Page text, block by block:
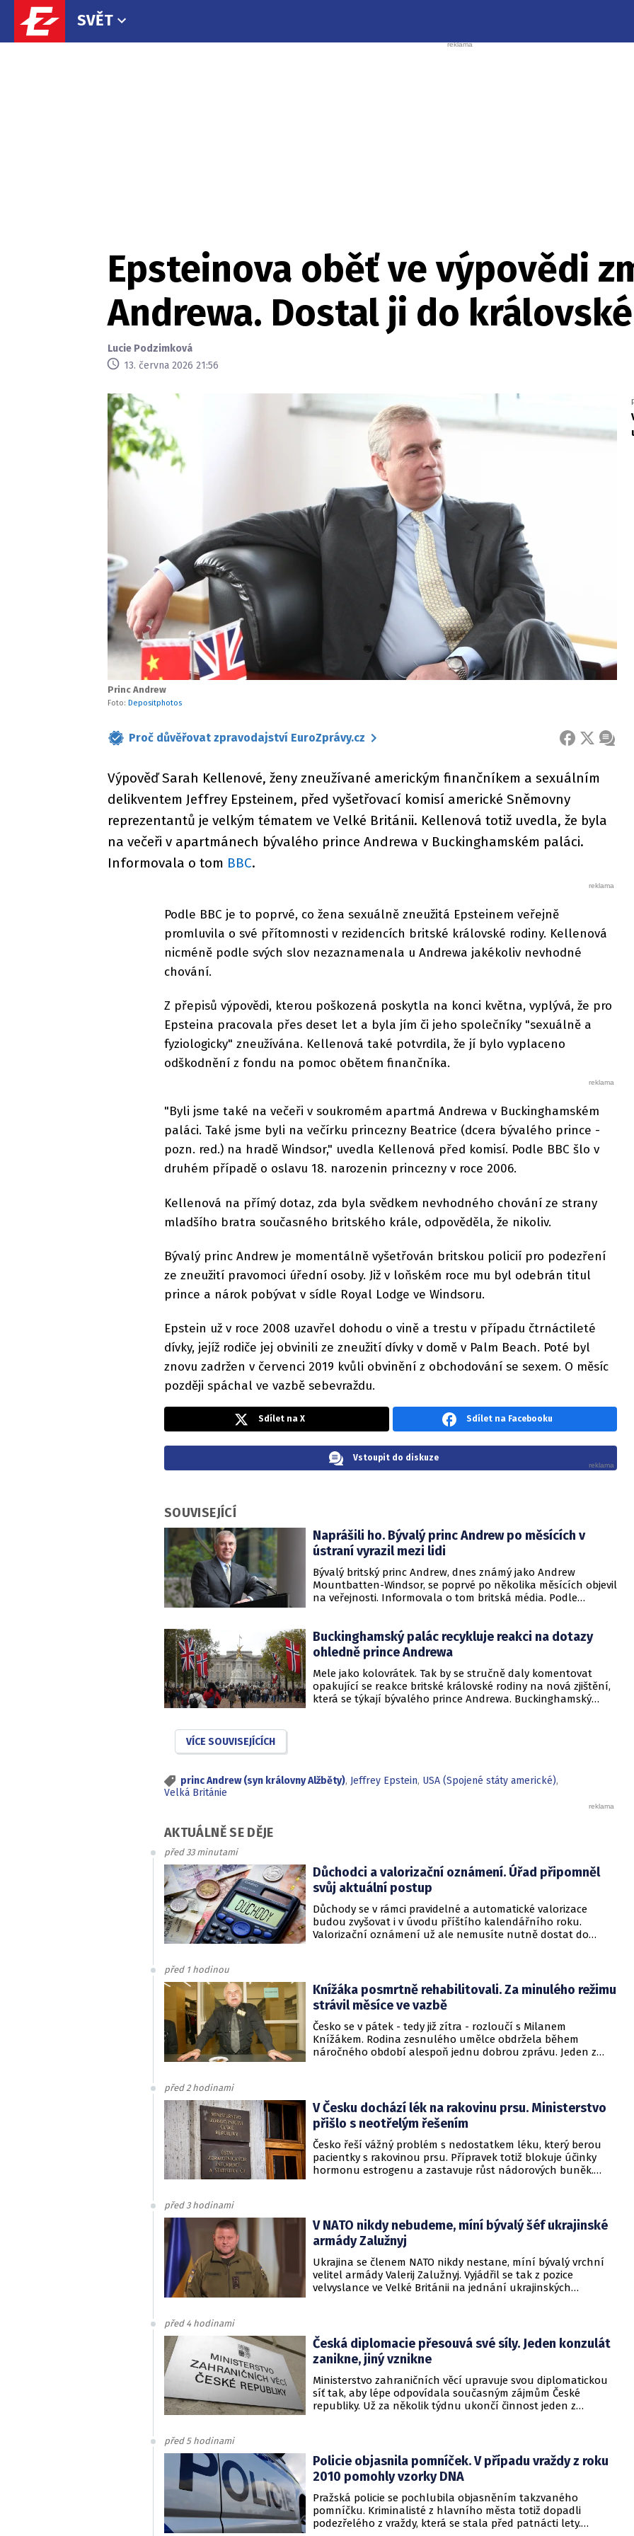
SVĚT
Epsteinova oběť ve výpovědi
Andrewa. Dostal ji do
Lucie Podzimková
13. června 2026 21:56
Princ Andrew
Foto: Depositphotos
Proč důvěřovat zpravodajství EuroZprávy.cz FACEBOOK
X
Výpověď Sarah Kellenové, ženy zneužívané americkým finančníkem a sexuálním
delikventem Jeffrey Epsteinem, před vyšetřovací komisí americké Sněmovny
reprezentantů je velkým tématem ve Velké Británii. Kellenová totiž uvedla, že byla
na večeři v apartmánech bývalého prince Andrewa v Buckinghamském paláci.
Informovala o tom BBC.
Podle BBC je to poprvé, co žena sexuálně zneužitá Epsteinem veřejně
promluvila o své přítomnosti v rezidencích britské královské rodiny. Kellenová
nicméně podle svých slov nezaznamenala u Andrewa jakékoliv nevhodné
chování.
Z přepisů výpovědi, kterou poškozená poskytla na konci května, vyplývá, že pro
Epsteina pracovala přes deset let a byla jím či jeho společníky "sexuálně a
fyziologicky" zneužívána. Kellenová také potvrdila, že jí bylo vyplaceno
odškodnění z fondu na pomoc obětem finančníka.
"Byli jsme také na večeři v soukromém apartmá Andrewa v Buckinghamském
paláci. Také jsme byli na večírku princezny Beatrice (dcera bývalého prince -
pozn. red.) na hradě Windsor," uvedla Kellenová před komisí. Podle BBC šlo v
druhém případě o oslavu 18. narozenin princezny v roce 2006.
Kellenová na přímý dotaz, zda byla svědkem nevhodného chování ze strany
mladšího bratra současného britského krále, odpověděla, že nikoliv.
Bývalý princ Andrew je momentálně vyšetřován britskou policií pro podezření
ze zneužití pravomoci úřední osoby. Již v loňském roce mu byl odebrán titul
prince a nárok pobývat v sídle Royal Lodge ve Windsoru.
Epstein už v roce 2008 uzavřel dohodu o vině a trestu v případu čtrnáctileté
dívky, jejíž rodiče jej obvinili ze zneužití dívky v domě v Palm Beach. Poté byl
znovu zadržen v červenci 2019 kvůli obvinění z obchodování se sexem. O měsíc
později spáchal ve vazbě sebevraždu.
Sdílet na X Sdílet na Facebooku
Vstoupit do diskuze
SOUVISEJÍCÍ
Naprášili ho. Bývalý princ Andrew po měsících v
ústraní vyrazil mezi lidi
Bývalý britský princ Andrew, dnes známý jako Andrew
Mountbatten-Windsor, se poprvé po několika měsících objevil
na veřejnosti. Informovala o tom britská média. Podle
Buckinghamský palác recykluje reakci na dotazy
ohledně prince Andrewa
Mele jako kolovrátek. Tak by se stručně daly komentovat
opakující se reakce britské královské rodiny na nová zjištění,
která se týkají bývalého prince Andrewa. Buckinghamský
VÍCE SOUVISEJÍCÍCH
princ Andrew (syn královny Alžběty), Jeffrey Epstein, USA (Spojené státy americké),
Velká Británie
AKTUÁLNĚ SE DĚJE
před 33 minutami
Důchodci a valorizační oznámení. Úřad připomněl
svůj aktuální postup
Důchody se v rámci pravidelné a automatické valorizace
budou zvyšovat i v úvodu příštího kalendářního roku.
Valorizační oznámení už ale nemusíte nutně dostat do
před 1 hodinou
Knížáka posmrtně rehabilitovali. Za minulého režimu
strávil měsíce ve vazbě
Česko se v pátek - tedy již zítra - rozloučí s Milanem
Knížákem. Rodina zesnulého umělce obdržela během
náročného období alespoň jednu dobrou zprávu. Jeden z
před 2 hodinami
V Česku dochází lék na rakovinu prsu. Ministerstvo
přišlo s neotřelým řešením
Česko řeší vážný problém s nedostatkem léku, který berou
pacientky s rakovinou prsu. Přípravek totiž blokuje účinky
hormonu estrogenu a zastavuje růst nádorových buněk.
před 3 hodinami
V NATO nikdy nebudeme, míní bývalý šéf ukrajinské
armády Zalužnyj
Ukrajina se členem NATO nikdy nestane, míní bývalý vrchní
velitel armády Valerij Zalužnyj. Vyjádřil se tak z pozice
velvyslance ve Velké Británii na jednání ukrajinských
před 4 hodinami
Česká diplomacie přesouvá své síly. Jeden konzulát
zanikne, jiný vznikne
Ministerstvo zahraničních věcí upravuje svou diplomatickou
síť tak, aby lépe odpovídala současným zájmům České
republiky. Už za několik týdnu ukončí činnost jeden z
před 5 hodinami
Policie objasnila pomníček. V případu vraždy z roku
2010 pomohly vzorky DNA
Pražská policie se pochlubila objasněním takzvaného
pomníčku. Kriminalisté z hlavního města totiž dopadli
podezřelého z vraždy, která se stala před patnácti lety.